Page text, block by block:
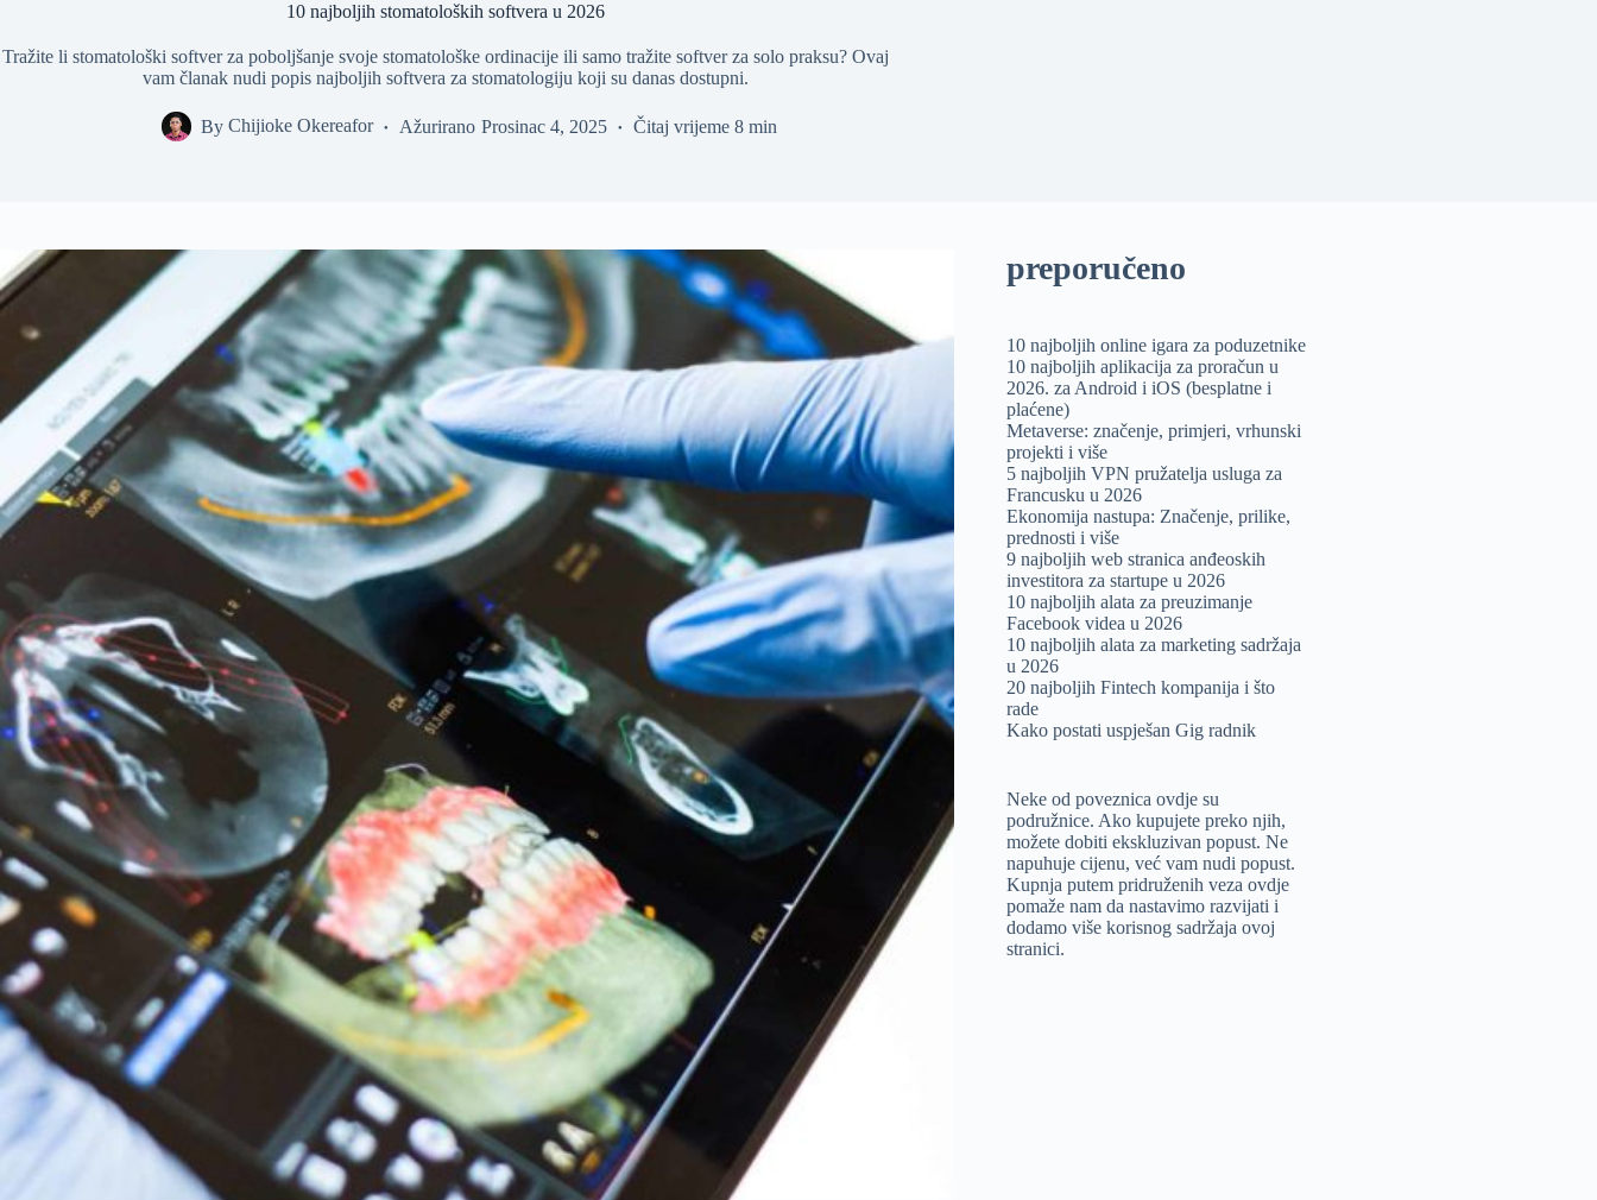
10 najboljih stomatoloških softvera u 2026
Tražite li stomatološki softver za poboljšanje svoje stomatološke ordinacije ili samo tražite softver za solo praksu? Ovaj
vam članak nudi popis najboljih softvera za stomatologiju koji su danas dostupni.
By Chijioke Okereafor Ažurirano Prosinac 4, 2025 Čitaj vrijeme 8 min
preporučeno
10 najboljih online igara za poduzetnike
10 najboljih aplikacija za proračun u
2026. za Android i iOS (besplatne i
plaćene)
Metaverse: značenje, primjeri, vrhunski
projekti i više
5 najboljih VPN pružatelja usluga za
Francusku u 2026
Ekonomija nastupa: Značenje, prilike,
prednosti i više
9 najboljih web stranica anđeoskih
investitora za startupe u 2026
10 najboljih alata za preuzimanje
Facebook videa u 2026
10 najboljih alata za marketing sadržaja
u 2026
20 najboljih Fintech kompanija i što
rade
Kako postati uspješan Gig radnik
Neke od poveznica ovdje su
podružnice. Ako kupujete preko njih,
možete dobiti ekskluzivan popust. Ne
napuhuje cijenu, već vam nudi popust.
Kupnja putem pridruženih veza ovdje
pomaže nam da nastavimo razvijati i
dodamo više korisnog sadržaja ovoj
stranici.